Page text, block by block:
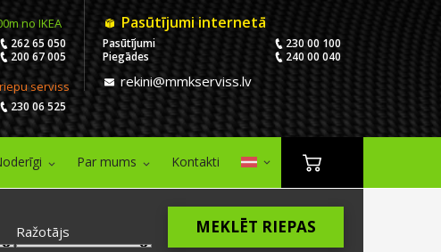
no IKEA
262 65 050
200 67 005
serviss
230 06 525
Pasūtījumi internetā
Pasūtījumi
230 00 100
Piegādes
240 00 040
rekini@mmkserviss.lv
Par mums Kontakti
Ražotājs
MEKLĒT RIEPAS